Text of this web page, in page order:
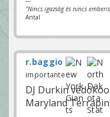
"Nincs igazság és nincs
Antal
r.baggio
importante
DJ Durkin
Maryland